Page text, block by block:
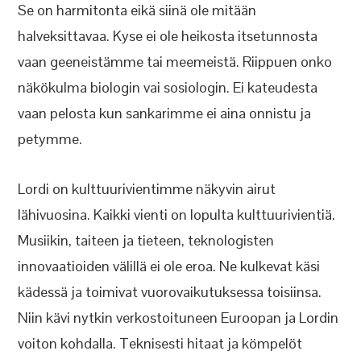
Se on harmitonta eikä siinä ole mitään
halveksittavaa. Kyse ei ole heikosta itsetunnosta
vaan geeneistämme tai meemeistä. Riippuen onko
näkökulma biologin vai sosiologin. Ei kateudesta
vaan pelosta kun sankarimme ei aina onnistu ja
petymme.
Lordi on kulttuurivientimme näkyvin airut
lähivuosina. Kaikki vienti on lopulta kulttuurivientiä.
Musiikin, taiteen ja tieteen, teknologisten
innovaatioiden välillä ei ole eroa. Ne kulkevat käsi
kädessä ja toimivat vuorovaikutuksessa toisiinsa.
Niin kävi nytkin verkostoituneen Euroopan ja Lordin
voiton kohdalla. Teknisesti hitaat ja kömpelöt